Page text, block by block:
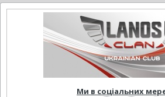
Ми в соціальних